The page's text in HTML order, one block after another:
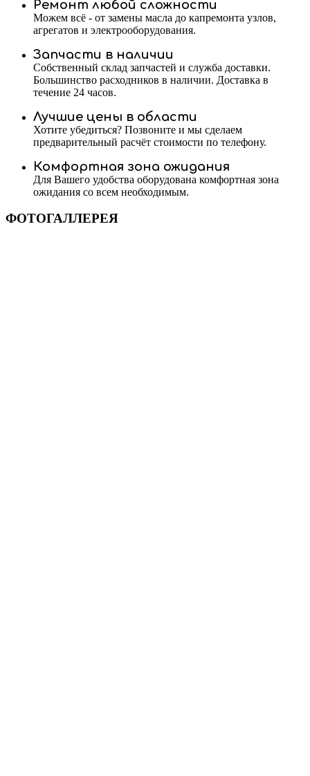
Ремонт любой сложности
Можем всё - от замены масла до капремонта узлов,
агрегатов и электрооборудования.
Запчасти в наличии
Собственный склад запчастей и служба доставки.
Большинство расходников в наличии. Доставка в
течение 24 часов.
Лучшие цены в области
Хотите убедиться? Позвоните и мы сделаем
предварительный расчёт стоимости по телефону.
Комфортная зона ожидания
Для Вашего удобства оборудована комфортная зона
ожидания со всем необходимым.
ФОТОГАЛЛЕРЕЯ